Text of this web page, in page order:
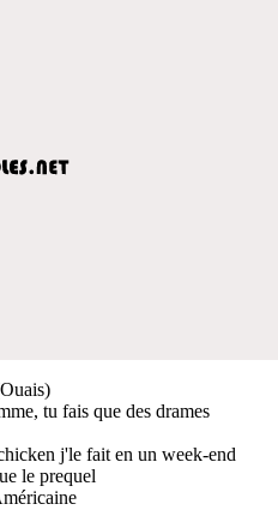
tu fais que des drames
j'le fait en un week-end
le prequel